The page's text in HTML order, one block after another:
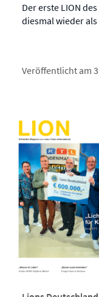
Der erste LION
diesmal wieder
Veröffentlicht am